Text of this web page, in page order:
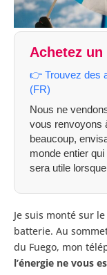
Achetez
👉 Trouvez des
(FR)
Nous ne
vous renvoyons
beaucoup,
monde entier
sera utile
Je suis monté sur
batterie. Au
du Fuego, mon
l’énergie ne vous